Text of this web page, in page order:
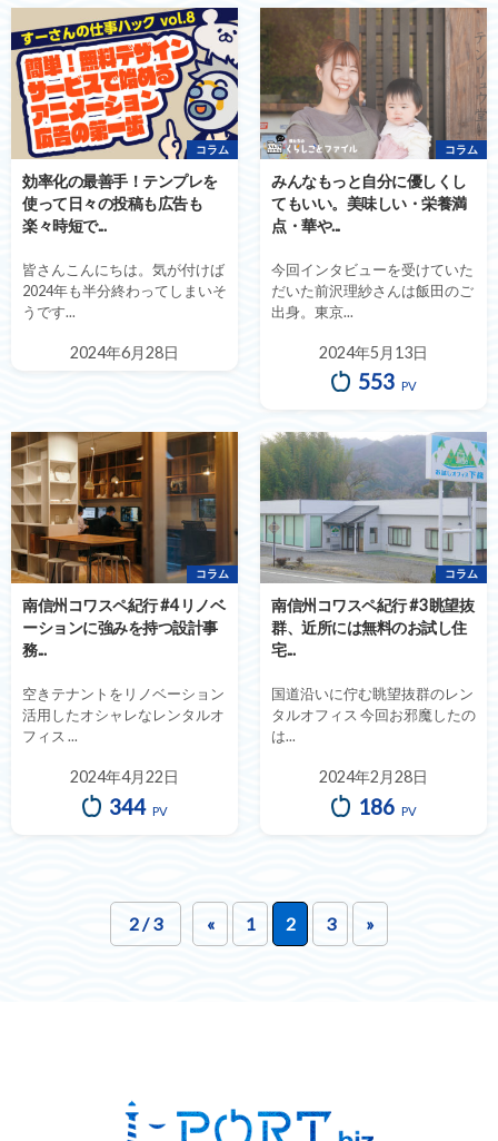
コラム
効率化の最善手！テンプレを
使って日々の投稿も広告も
楽々時短で...
皆さんこんにちは。気が付けば
2024年も半分終わってしまいそ
うです...
2024年6月28日
コラム
みんなもっと自分に優しくし
てもいい。美味しい・栄養満
点・華や...
今回インタビューを受けていた
だいた前沢理紗さんは飯田のご
出身。東京...
2024年5月13日
553 PV
コラム
南信州コワスペ紀行 #4 リノベ
ーションに強みを持つ設計事
務...
空きテナントをリノベーション
活用したオシャレなレンタルオ
フィス ...
2024年4月22日
344 PV
コラム
南信州コワスペ紀行 #3 眺望抜
群、近所には無料のお試し住
宅...
国道沿いに佇む眺望抜群のレン
タルオフィス 今回お邪魔したの
は...
2024年2月28日
186 PV
2 / 3 « 1 2 3 »